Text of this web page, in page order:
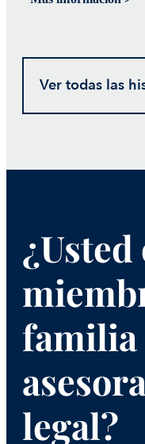
Ver todas las
¿Usted
familia
legal?